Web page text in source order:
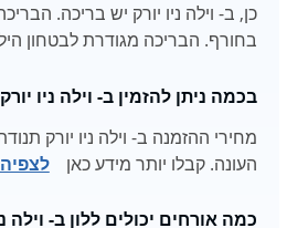
כן, ב- וילה ניו יורק יש בריכה.
בחורף. הבריכה מגודרת לבטחון
בכמה ניתן להזמין ב- וילה ניו
מחירי ההזמנה ב- וילה ניו יורק
העונה. קבלו יותר מידע כאן
כמה אורחים יכולים ללון ב- וילה